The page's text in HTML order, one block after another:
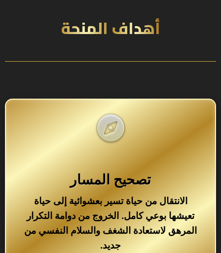
أهداف المنحة
تصحيح المسار
الانتقال من حياة تسير بعشوائية إلى حياة
تعيشها بوعي كامل. الخروج من دوامة التكرار
المرهق لاستعادة الشغف والسلام النفسي من
جديد.